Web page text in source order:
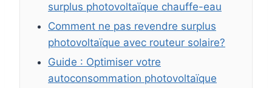
surplus photovoltaïque chauffe-eau
Comment ne pas revendre surplus
photovoltaïque avec routeur solaire?
Guide : Optimiser votre
autoconsommation photovoltaïque